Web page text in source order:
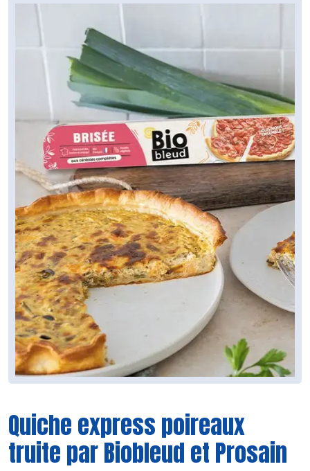
Quiche express poireaux
truite par Biobleud et Prosain